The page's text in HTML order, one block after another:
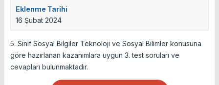
Eklenme Tarihi
16 Şubat 2024
5. Sınıf Sosyal Bilgiler Teknoloji ve Sosyal Bilimler konusuna
göre hazırlanan kazanımlara uygun 3. test soruları ve
cevapları bulunmaktadır.